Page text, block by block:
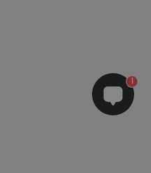
1